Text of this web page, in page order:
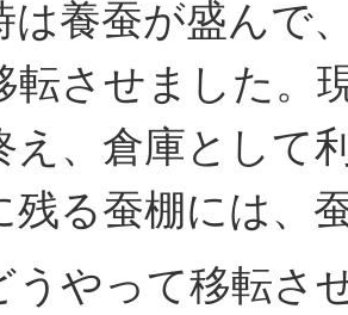
養蚕が盛んで
転させました。
え、倉庫として
残る蚕棚には、
やって移転さ